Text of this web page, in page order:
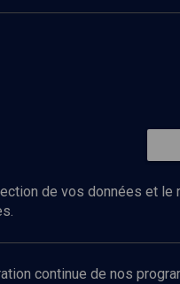
Abonnez-
de vos données et
continue de nos